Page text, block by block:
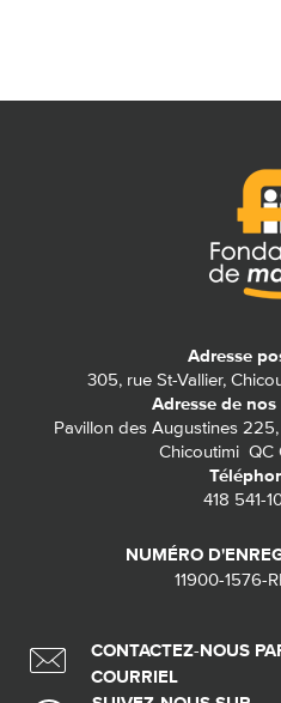
Adresse
305, rue St-Vallier,
Adresse de nos
Pavillon des Augustines
Chicoutimi QC
418 541-
NUMÉRO
11900-1576-
CONTACTEZ-NOUS
COURRIEL